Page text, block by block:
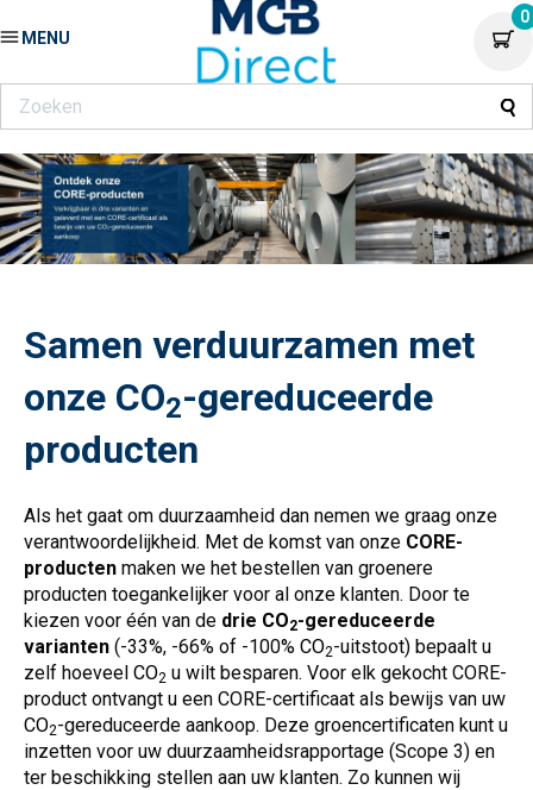
MENU
0
Samen verduurzamen met
onze CO2-gereduceerde
producten
Als het gaat om duurzaamheid dan nemen we graag onze
verantwoordelijkheid. Met de komst van onze CORE-
producten maken we het bestellen van groenere
producten toegankelijker voor al onze klanten. Door te
kiezen voor één van de drie CO2-gereduceerde
varianten (-33%, -66% of -100% CO2-uitstoot) bepaalt u
zelf hoeveel CO2 u wilt besparen. Voor elk gekocht CORE-
product ontvangt u een CORE-certificaat als bewijs van uw
CO2-gereduceerde aankoop. Deze groencertificaten kunt u
inzetten voor uw duurzaamheidsrapportage (Scope 3) en
ter beschikking stellen aan uw klanten. Zo kunnen wij